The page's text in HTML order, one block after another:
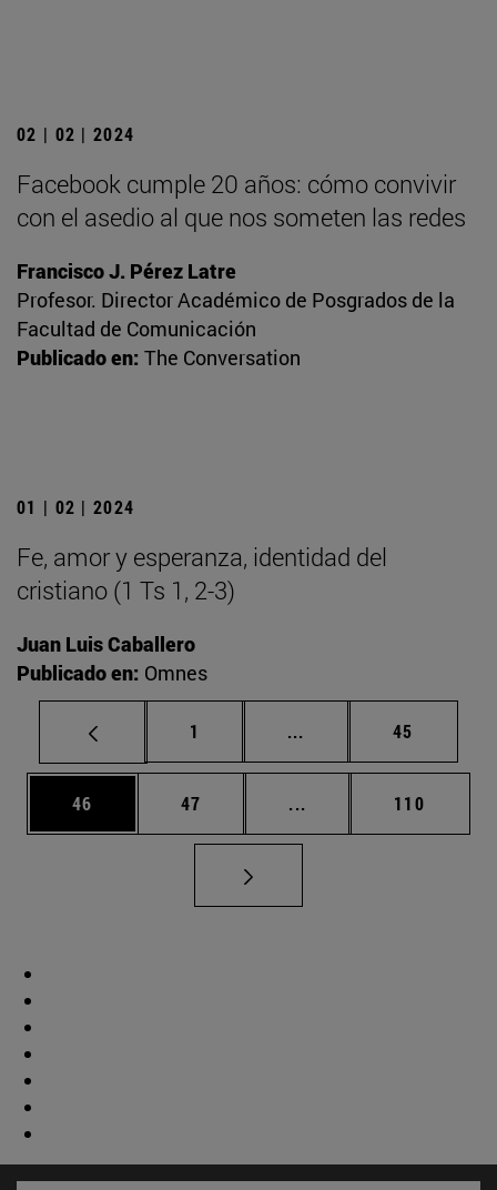
02 | 02 | 2024
Facebook cumple 20 años: cómo convivir
con el asedio al que nos someten las redes
Francisco J. Pérez Latre
Profesor. Director Académico de Posgrados de la
Facultad de Comunicación
Publicado en: The Conversation
01 | 02 | 2024
Fe, amor y esperanza, identidad del
cristiano (1 Ts 1, 2-3)
Juan Luis Caballero
Publicado en: Omnes
Página
1 ... Páginas intermedias
Página
45
Página
46 Página
47 ... Páginas intermedias
Página
110